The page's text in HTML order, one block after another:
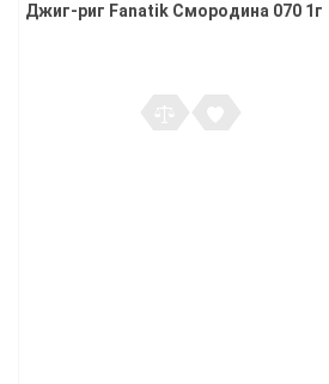
Джиг-риг Fanatik Смородина 070 1г